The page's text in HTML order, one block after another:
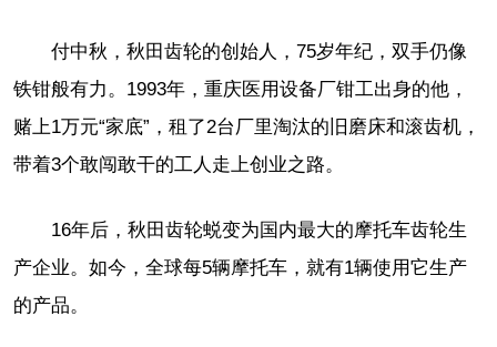
付中秋，秋田齿轮的创始人，75岁年纪，双手仍像
铁钳般有力。1993年，重庆医用设备厂钳工出身的他，
赌上1万元“家底”，租了2台厂里淘汰的旧磨床和滚齿机，
带着3个敢闯敢干的工人走上创业之路。
16年后，秋田齿轮蜕变为国内最大的摩托车齿轮生
产企业。如今，全球每5辆摩托车，就有1辆使用它生产
的产品。